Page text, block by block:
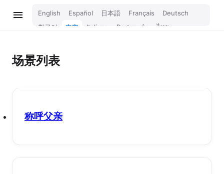
English Español 日本語 Français
Deutsch
한국어
中文 Italiano Português
ไทย
Bahasa Indonesia
场景列表
称呼父亲